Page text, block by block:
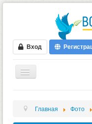
Вход
ФОРУМГлавная Фото